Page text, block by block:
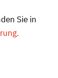
Sie in